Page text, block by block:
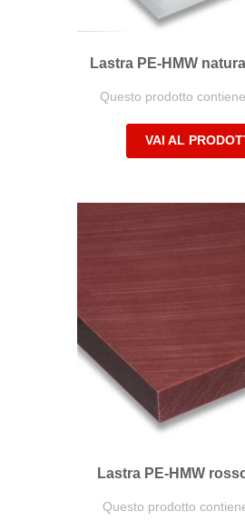
Lastra PE-HMW
Questo prodotto
VAI AL
Lastra PE-HMW
Questo prodotto